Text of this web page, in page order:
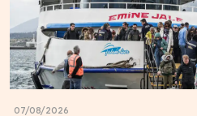
07/08/2026